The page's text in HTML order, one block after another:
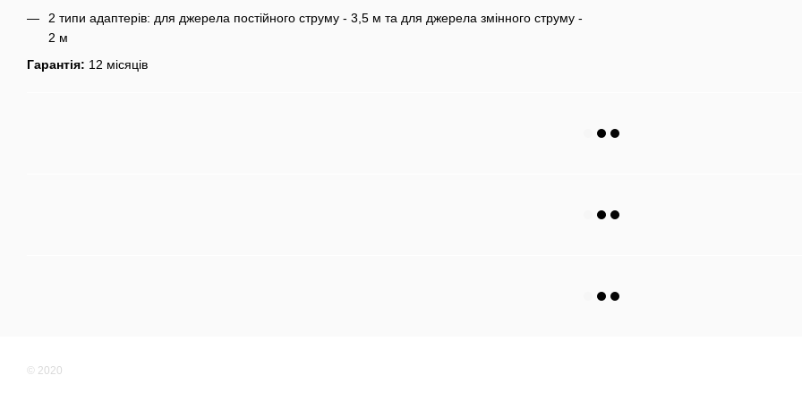
2 типи адаптерів: для джерела постійного струму - 3,5 м та для джерела змінного струму -
2 м
Гарантія: 12 місяців
© 2020